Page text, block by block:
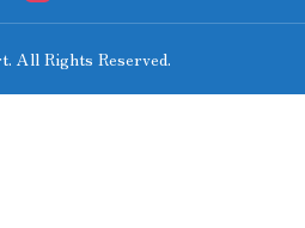
All Rights Reserved.